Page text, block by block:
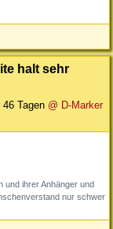
halt sehr
46 Tagen @ D-Marker
und ihrer Anhänger und
nur schwer